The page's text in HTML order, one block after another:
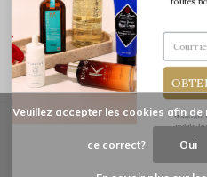
© Copyright2026
Veuillez accepter les cookies afin
ce correct? Oui
*J'accepte
part de
vous sera